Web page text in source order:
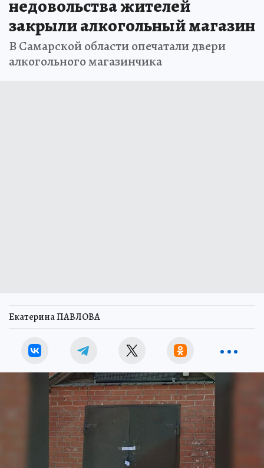
недовольства жителей
закрыли алкогольный магазин
В Самарской области опечатали двери
алкогольного магазинчика
Екатерина ПАВЛОВА